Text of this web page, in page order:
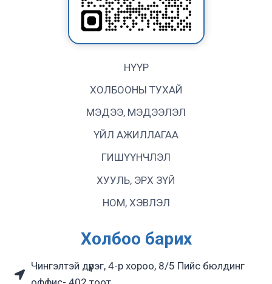
НҮҮР
ХОЛБООНЫ ТУХАЙ
МЭДЭЭ, МЭДЭЭЛЭЛ
ҮЙЛ АЖИЛЛАГАА
ГИШҮҮНЧЛЭЛ
ХУУЛЬ, ЭРХ ЗҮЙ
НОМ, ХЭВЛЭЛ
Холбоо барих
Чингэлтэй дүүрэг, 4-р хороо, 8/5 Пийс бюлдинг